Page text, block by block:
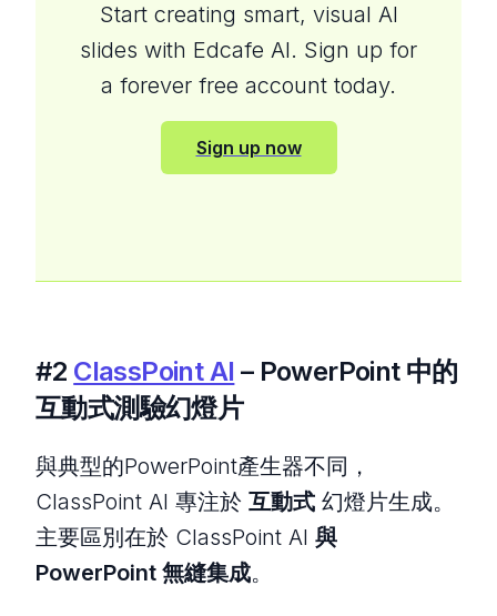
Start creating smart, visual AI
slides with Edcafe AI. Sign up for
a forever free account today.
Sign up now
#2 ClassPoint AI – PowerPoint 中的
互動式測驗幻燈片
與典型的PowerPoint產生器不同，
ClassPoint AI 專注於 互動式 幻燈片生成。
主要區別在於 ClassPoint AI 與
PowerPoint 無縫集成。